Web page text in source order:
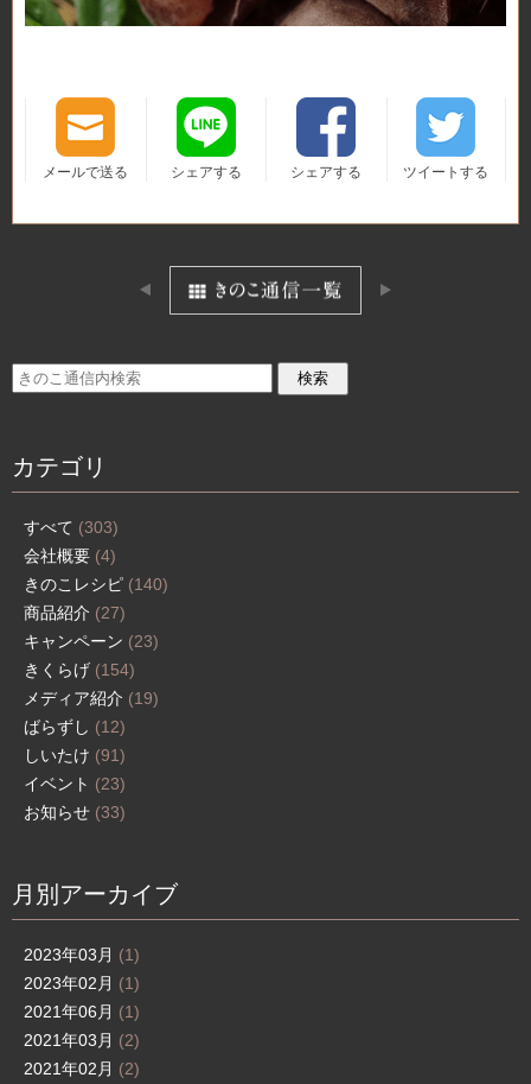
メールで送る シェアする シェアする ツイートする
カテゴリ
すべて (303)
会社概要 (4)
きのこレシピ (140)
商品紹介 (27)
キャンペーン (23)
きくらげ (154)
メディア紹介 (19)
ばらずし (12)
しいたけ (91)
イベント (23)
お知らせ (33)
月別アーカイブ
2023年03月 (1)
2023年02月 (1)
2021年06月 (1)
2021年03月 (2)
2021年02月 (2)